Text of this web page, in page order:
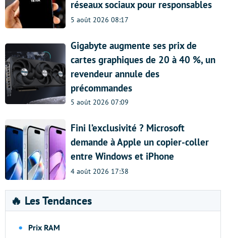
réseaux sociaux pour responsables
5 août 2026 08:17
Gigabyte augmente ses prix de
cartes graphiques de 20 à 40 %, un
revendeur annule des
précommandes
5 août 2026 07:09
Fini l’exclusivité ? Microsoft
demande à Apple un copier-coller
entre Windows et iPhone
4 août 2026 17:38
🔥 Les Tendances
Prix RAM